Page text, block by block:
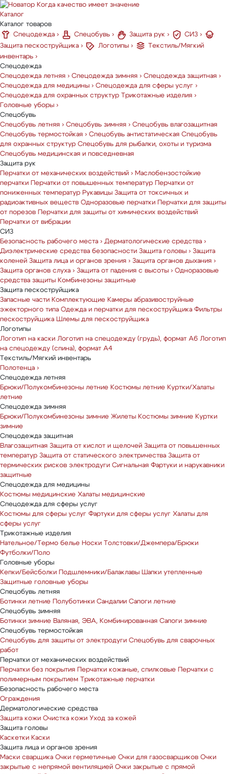
Когда качество имеет значение
Каталог
Каталог товаров
Спецодежда › Спецобувь › Защита рук › СИЗ ›
Защита пескоструйщика › Логотипы ›
Текстиль/Мягкий
инвентарь ›
Спецодежда
Спецодежда летняя › Спецодежда зимняя › Спецодежда защитная ›
Спецодежда для медицины › Спецодежда для сферы услуг ›
Спецодежда для охранных структур
Трикотажные изделия ›
Головные уборы ›
Спецобувь
Спецобувь летняя › Спецобувь зимняя › Спецобувь влагозащитная
Спецобувь термостойкая › Спецобувь антистатическая Спецобувь
для охранных структур Спецобувь для рыбалки, охоты и туризма
Спецобувь медицинская и повседневная
Защита рук
Перчатки от механических воздействий › Маслобензостойкие
перчатки
Перчатки от повышенных температур
Перчатки от
пониженных температур Рукавицы Защита от токсичных и
радиоактивных веществ Одноразовые перчатки
Перчатки для защиты
от порезов
Перчатки для защиты от химических воздействий
Перчатки от вибрации
СИЗ
Безопасность рабочего места › Дерматологические средства ›
Диэлектрические средства безопасности Защита головы › Защита
коленей Защита лица и органов зрения › Защита органов дыхания ›
Защита органов слуха › Защита от падения с высоты › Одноразовые
средства защиты Комбинезоны защитные
Защита пескоструйщика
Запасные части Комплектующие Камеры абразивоструйные
эжекторного типа Одежда и перчатки для пескоструйщика Фильтры
пескоструйщика Шлемы для пескоструйщика
Логотипы
Логотип на каски Логотип на спецодежду (грудь), формат А6 Логотип
на спецодежду (спина), формат А4
Текстиль/Мягкий инвентарь
Полотенца ›
Спецодежда летняя
Брюки/Полукомбинезоны летние Костюмы летние Куртки/Халаты
летние
Спецодежда зимняя
Брюки/Полукомбинезоны зимние Жилеты Костюмы зимние Куртки
зимние
Спецодежда защитная
Влагозащитная Защита от кислот и щелочей Защита от повышенных
температур Защита от статического электричества Защита от
термических рисков электродуги Сигнальная Фартуки и нарукавники
защитные
Спецодежда для медицины
Костюмы медицинские Халаты медицинские
Спецодежда для сферы услуг
Костюмы для сферы услуг Фартуки для сферы услуг Халаты для
сферы услуг
Трикотажные изделия
Нательное/Термо белье Носки
Толстовки/Джемпера/Брюки
Футболки/Поло
Головные уборы
Кепки/Бейсболки
Подшлемники/Балаклавы Шапки утепленные
Защитные головные уборы
Спецобувь летняя
Ботинки летние
Полуботинки Сандалии Сапоги летние
Спецобувь зимняя
Ботинки зимние Валяная, ЭВА, Комбинированная Сапоги зимние
Спецобувь термостойкая
Спецобувь для защиты от электродуги Спецобувь для сварочных
работ
Перчатки от механических воздействий
Перчатки без покрытия
Перчатки кожаные, спилковые
Перчатки с
полимерным покрытием
Трикотажные перчатки
Безопасность рабочего места
Ограждения
Дерматологические средства
Защита кожи Очистка кожи Уход за кожей
Защита головы
Каскетки Каски
Защита лица и органов зрения
Маски сварщика Очки герметичные Очки для газосварщиков Очки
закрытые с непрямой вентиляцией Очки закрытые с прямой